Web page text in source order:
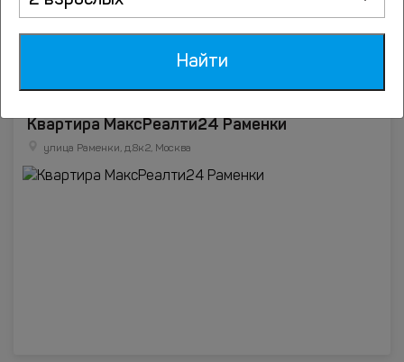
Квартира МаксРеалти24 Раменки
улица Раменки, д.8к2, Москва
Найти